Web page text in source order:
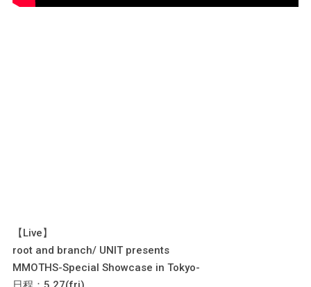
【Live】
root and branch/ UNIT presents
MMOTHS-Special Showcase in Tokyo-